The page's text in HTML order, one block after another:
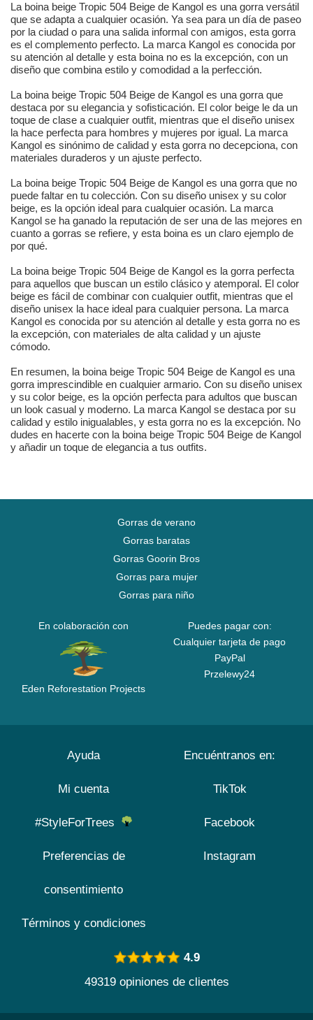
La boina beige Tropic 504 Beige de Kangol es una gorra versátil
que se adapta a cualquier ocasión. Ya sea para un día de paseo
por la ciudad o para una salida informal con amigos, esta gorra
es el complemento perfecto. La marca Kangol es conocida por
su atención al detalle y esta boina no es la excepción, con un
diseño que combina estilo y comodidad a la perfección.
La boina beige Tropic 504 Beige de Kangol es una gorra que
destaca por su elegancia y sofisticación. El color beige le da un
toque de clase a cualquier outfit, mientras que el diseño unisex
la hace perfecta para hombres y mujeres por igual. La marca
Kangol es sinónimo de calidad y esta gorra no decepciona, con
materiales duraderos y un ajuste perfecto.
La boina beige Tropic 504 Beige de Kangol es una gorra que no
puede faltar en tu colección. Con su diseño unisex y su color
beige, es la opción ideal para cualquier ocasión. La marca
Kangol se ha ganado la reputación de ser una de las mejores en
cuanto a gorras se refiere, y esta boina es un claro ejemplo de
por qué.
La boina beige Tropic 504 Beige de Kangol es la gorra perfecta
para aquellos que buscan un estilo clásico y atemporal. El color
beige es fácil de combinar con cualquier outfit, mientras que el
diseño unisex la hace ideal para cualquier persona. La marca
Kangol es conocida por su atención al detalle y esta gorra no es
la excepción, con materiales de alta calidad y un ajuste
cómodo.
En resumen, la boina beige Tropic 504 Beige de Kangol es una
gorra imprescindible en cualquier armario. Con su diseño unisex
y su color beige, es la opción perfecta para adultos que buscan
un look casual y moderno. La marca Kangol se destaca por su
calidad y estilo inigualables, y esta gorra no es la excepción. No
dudes en hacerte con la boina beige Tropic 504 Beige de Kangol
y añadir un toque de elegancia a tus outfits.
Gorras de verano
Gorras baratas
Gorras Goorin Bros
Gorras para mujer
Gorras para niño
En colaboración con
Eden Reforestation Projects
Puedes pagar con:
Cualquier tarjeta de pago
PayPal
Przelewy24
Ayuda
Mi cuenta
#StyleForTrees
Preferencias de
consentimiento
Términos y condiciones
Encuéntranos en:
TikTok
Facebook
Instagram
4.9
49319 opiniones de clientes